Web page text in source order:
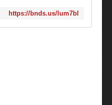
https://bnds.us/lum7bl